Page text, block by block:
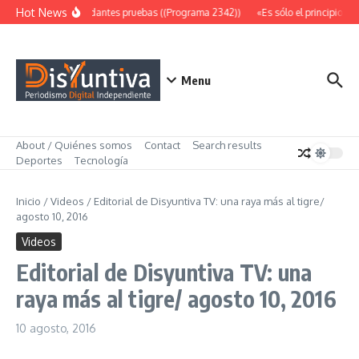
Saltar al contenido
Hot NewsAbundantes pruebas ((Programa 2342)) «Es sólo el principio»
Menu
About / Quiénes somos Contact
Search results
Deportes
Tecnología
Inicio /Videos / Editorial de Disyuntiva TV: una raya más al tigre/
agosto 10, 2016
Videos
Editorial de Disyuntiva TV: una
raya más al tigre/ agosto 10, 2016
10 agosto, 2016